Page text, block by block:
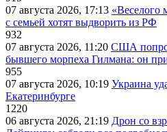
07 августа 2026, 17:13 «Веселого
с семьей хотят выдворить из РФ
932
07 августа 2026, 11:20 США
бывшего морпеха Гилмана: он
955
07 августа 2026, 10:19 Украина
Екатеринбурге
1220
06 августа 2026, 21:19 Дрон со